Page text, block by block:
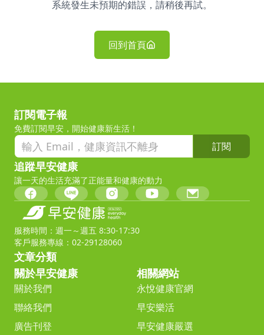
系統發生未預期的錯誤，請稍後再試。
回到首頁
訂閱電子報
免費訂閱早安，開始健康新生活！
訂閱
追蹤早安健康
讓一天的生活充滿了正能量和健康的動力
服務時間：週一～週五 8:30-17:30
客戶服務專線：02-29128060
文章分類
關於早安健康
關於我們
聯絡我們
廣告刊登
相關網站
永悅健康官網
早安樂活
早安健康嚴選